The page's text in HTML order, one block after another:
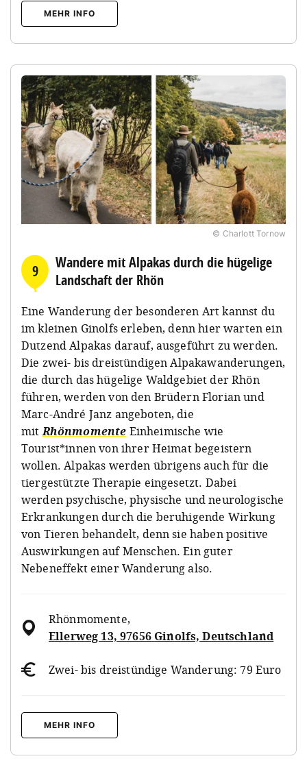
MEHR INFO
© Charlott Tornow
9
Wandere mit Alpakas durch die hügelige
Landschaft der Rhön
Eine Wanderung der besonderen Art kannst du
im kleinen Ginolfs erleben, denn hier warten ein
Dutzend Alpakas darauf, ausgeführt zu werden.
Die zwei- bis dreistündigen Alpakawanderungen,
die durch das hügelige Waldgebiet der Rhön
führen, werden von den Brüdern Florian und
Marc-André Janz angeboten, die
mitRhönmomente Einheimische wie
Tourist*innen von ihrer Heimat begeistern
wollen. Alpakas werden übrigens auch für die
tiergestützte Therapie eingesetzt. Dabei
werden psychische, physische und neurologische
Erkrankungen durch die beruhigende Wirkung
von Tieren behandelt, denn sie haben positive
Auswirkungen auf Menschen. Ein guter
Nebeneffekt einer Wanderung also.
Rhönmomente,
Ellerweg 13, 97656 Ginolfs, Deutschland
Zwei- bis dreistündige Wanderung: 79 Euro
MEHR INFO